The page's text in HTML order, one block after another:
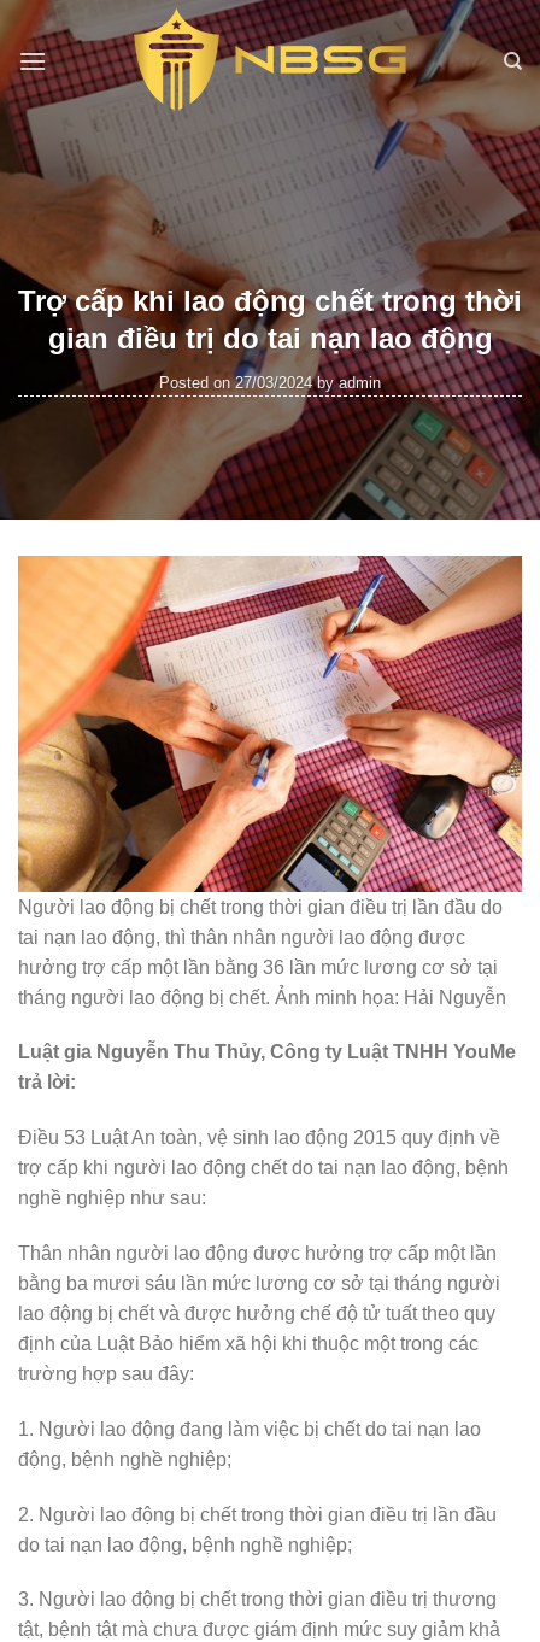
content
Trợ cấp khi lao động chết trong thời
gian điều trị do tai nạn lao động
Posted on27/03/2024 byadmin
Người lao động bị chết trong thời gian điều trị lần đầu do
tai nạn lao động, thì thân nhân người lao động được
hưởng trợ cấp một lần bằng 36 lần mức lương cơ sở tại
tháng người lao động bị chết. Ảnh minh họa: Hải Nguyễn
Luật gia Nguyễn Thu Thủy, Công ty Luật TNHH YouMe
trả lời:
Điều 53 Luật An toàn, vệ sinh lao động 2015 quy định về
trợ cấp khi người lao động chết do tai nạn lao động, bệnh
nghề nghiệp như sau:
Thân nhân người lao động được hưởng trợ cấp một lần
bằng ba mươi sáu lần mức lương cơ sở tại tháng người
lao động bị chết và được hưởng chế độ tử tuất theo quy
định của Luật Bảo hiểm xã hội khi thuộc một trong các
trường hợp sau đây:
1. Người lao động đang làm việc bị chết do tai nạn lao
động, bệnh nghề nghiệp;
2. Người lao động bị chết trong thời gian điều trị lần đầu
do tai nạn lao động, bệnh nghề nghiệp;
3. Người lao động bị chết trong thời gian điều trị thương
tật, bệnh tật mà chưa được giám định mức suy giảm khả